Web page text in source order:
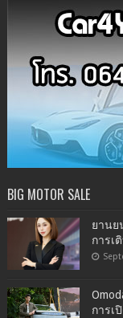
BIG MOTOR SALE
ยานย
การเ
การเ